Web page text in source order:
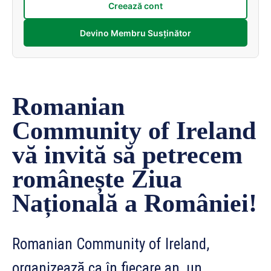
Creează cont
Devino Membru Susținător
Romanian
Community of Ireland
vă invită să petrecem
românește Ziua
Națională a României!
Romanian Community of Ireland,